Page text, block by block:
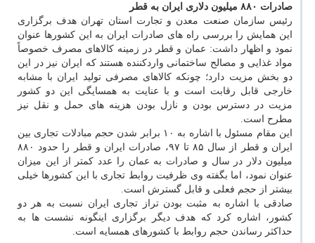
صادرات ۸۸۰ میلیون دلاری ایران به قطر
رئیس سازمان صنعت معدن و تجارت استان تهران هدف برگزاری
این همایش را بررسی راه های صادرات ایران به این كشورها عنوان
نمود و اظهار داشت: عمان و قطر در زمینه كالاهای مصرف خصوصاً
مواد غذایی و مصالح ساختمانی واردكننده هستند كه ایران نیز در این
دو بخش مزیت دارد؛ چونكه كالاهای مصرفی تولید ایران با مشابه
خارجی قابل رقابت است و با عنایت به همسایگی این دو كشور
مزیت در دسترس بودن و نازل بودن هزینه های حمل و نقل نیز
مطرح است.
این مقام مسئول با اشاره به ۱۰ برابر شدن حجم مبادلات تجاری بین
ایران و قطر از سال ۸۵ تا ۹۷، صادرات ایران و قطر را حدود ۸۸۰
میلیون دلار در سال و صادرات به عمان را عدد كمتر از این میزان
عنوان نمود، اما بگفته وی ظرفیت روابط تجاری با این كشورها خیلی
بیشتر از حجم فعلی و قابل گسترش است.
صادقی با اشاره به مثبت بودن تراز تجاری ایران نسبت به هر دو
كشور، اشاره كرد كه هدف دیگر برگزاری اینگونه نشست ها به
حداكثر رساندن حجم روابط با كشورهای همسایه است.